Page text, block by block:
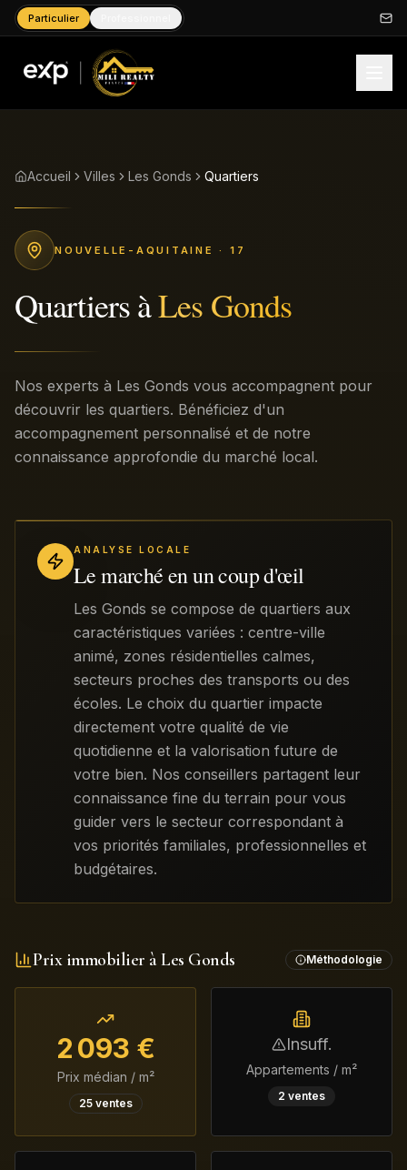
Particulier
Accueil Villes Les Gonds Quartiers
NOUVELLE-AQUITAINE · 17
QuartiersàLes Gonds
Nos experts à Les Gonds vous accompagnent pour
découvrir les quartiers. Bénéficiez d'un
accompagnement personnalisé et de notre
connaissance approfondie du marché local.
ANALYSE LOCALE
Le marché en un coup d'œil
Les Gonds se compose de quartiers aux
caractéristiques variées : centre-ville
animé, zones résidentielles calmes,
secteurs proches des transports ou des
écoles. Le choix du quartier impacte
directement votre qualité de vie
quotidienne et la valorisation future de
votre bien. Nos conseillers partagent leur
connaissance fine du terrain pour vous
guider vers le secteur correspondant à
vos priorités familiales, professionnelles et
budgétaires.
Prix immobilier à Les Gonds Méthodologie
2 093 €
Prix médian / m²
25ventes
Insuff.
Appartements / m²
2 ventes